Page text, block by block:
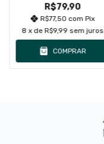
R$79,90
R$77,50 com Pix
8 x deR$9,99 sem juros
COMPRAR